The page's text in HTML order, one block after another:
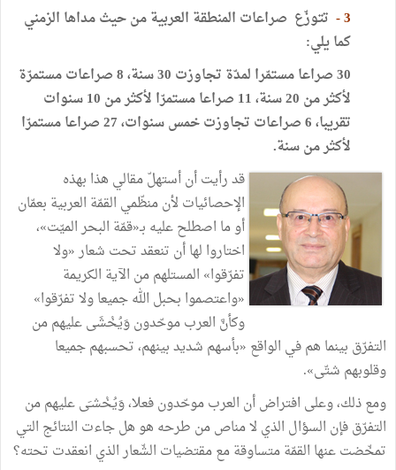
3
- تتوزّع صراعات المنطقة العربيةمنحيثمداها الزمني
كمايلي:
30صراعامستمّرا لمدّة تجاوزت 30سنة، 8 صراعاتمستمرّة
لأكثرمن 20سنة، 11 صراعامستمرّا لأكثرمن 10سنوات
تقريبا، 6 صراعات تجاوزتخمسسنوات، 27 صراعامستمرّا
لأكثرمنسنة.
قدرأيتأنأستهلّمقالي هذا بهذه
الإحصائيات لأنمنظّمي القمّة العربية بعمّان
أوما اصطلحعليه بـ«قمّة البحرالميّت»،
اختاروا لهاأن تنعقدتحت شعار«ولا
تفرّقوا» المستلهممن الآية الكريمة
«واعتصموا بحبل اللهجميعاولاتفرّقوا»
وكأنَّ العربموحّدونوَيُخْشَىعليهممن
التفرّق بينما همفي الواقع «بأسهم شديدبينهم،تحسبهمجميعا
وقلوبهم شتّى»
.
ومعذلك،وعلى افتراضأن العربموحّدونفعلا،وَيُخْشـَىعليهممن
التفرّقفإن السؤال الذي لامناصمن طرحه هوهلجاءت النتائج التي
تمخّضتعنها القمّةمتساوقةمعمقتضيات الشّعارالذي انعقدت تحته؟